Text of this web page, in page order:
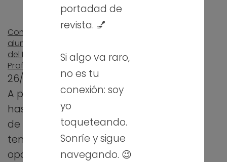
Comienzan los
alumnos de prácticas
del Máster de
Profesorado
26/02/2013
A partir de hoy y
hasta comienzos
de mayo
tendremos la
oportunidad de
Presentación en Prezi
12/11/2012
Para comenzar el
portadad de
revista. 💅
Si algo va raro,
no es tu
conexión: soy
yo
toqueteando.
Sonríe y sigue
navegando. 😉